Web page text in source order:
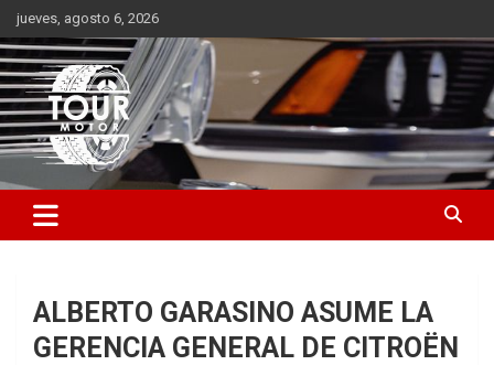
Saltar
al
contenido
jueves, agosto 6, 2026
Tour Motor
Plataforma de contenido audiovisual para el sector automotriz
ALBERTO GARASINO ASUME LA
GERENCIA GENERAL DE CITROËN